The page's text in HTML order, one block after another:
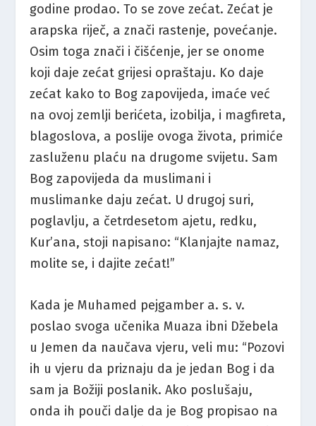
godine prodao. To se zove zećat. Zećat je
arapska riječ, a znači rastenje, povećanje.
Osim toga znači i čišćenje, jer se onome
koji daje zećat grijesi opraštaju. Ko daje
zećat kako to Bog zapovijeda, imaće već
na ovoj zemlji berićeta, izobilja, i magfireta,
blagoslova, a poslije ovoga života, primiće
zasluženu plaću na drugome svijetu. Sam
Bog zapovijeda da muslimani i
muslimanke daju zećat. U drugoj suri,
poglavlju, a četrdesetom ajetu, redku,
Kur’ana, stoji napisano: “Klanjajte namaz,
molite se, i dajite zećat!”
Kada je Muhamed pejgamber a. s. v.
poslao svoga učenika Muaza ibni Džebela
u Jemen da naučava vjeru, veli mu: “Pozovi
ih u vjeru da priznaju da je jedan Bog i da
sam ja Božiji poslanik. Ako poslušaju,
onda ih pouči dalje da je Bog propisao na